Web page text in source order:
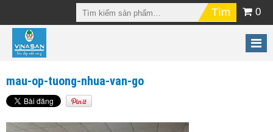
0
mau-op-tuong-nhua-van-go